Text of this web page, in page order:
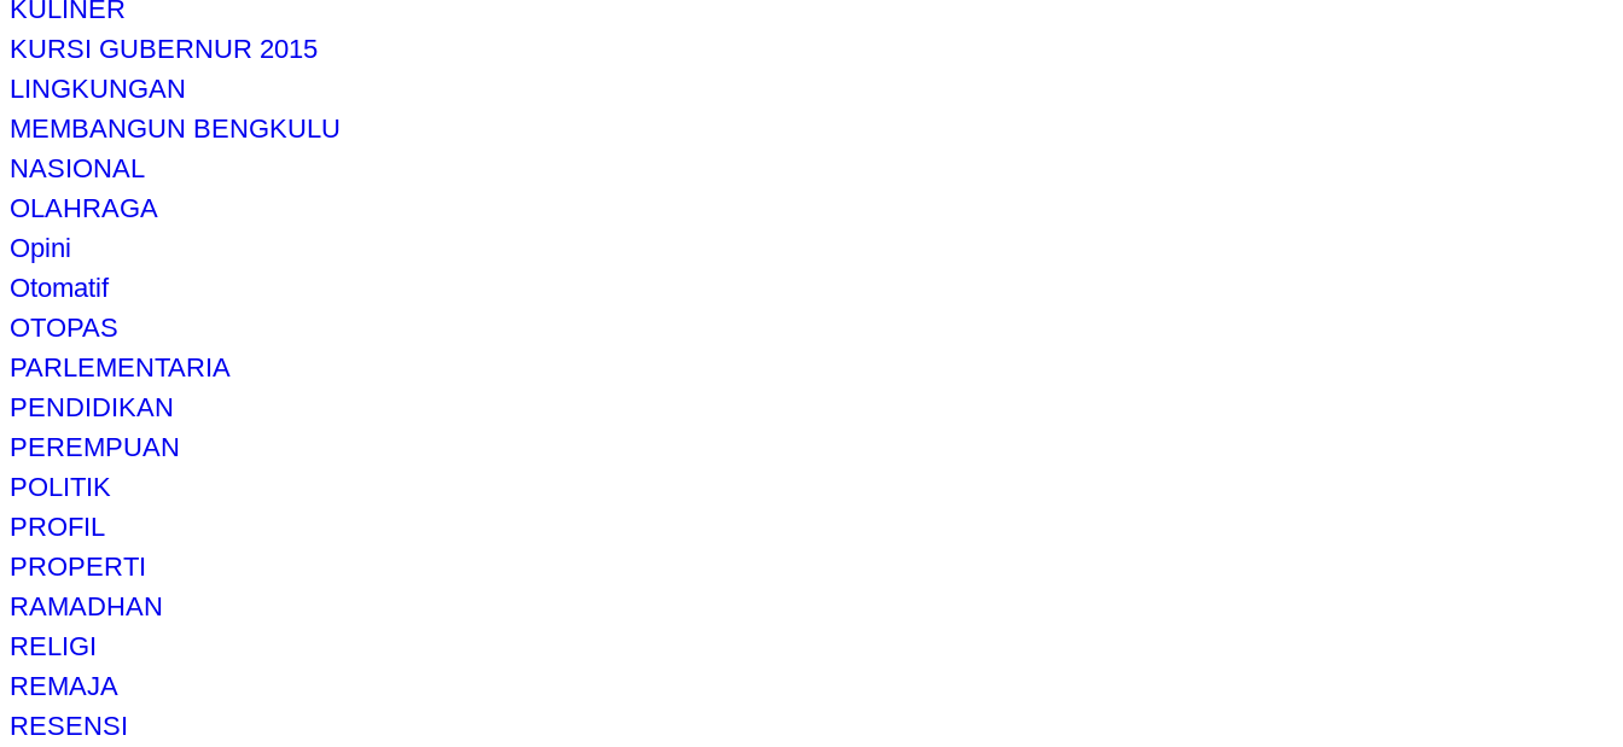
KULINER
KURSI GUBERNUR 2015
LINGKUNGAN
MEMBANGUN BENGKULU
NASIONAL
OLAHRAGA
Opini
Otomatif
OTOPAS
PARLEMENTARIA
PENDIDIKAN
PEREMPUAN
POLITIK
PROFIL
PROPERTI
RAMADHAN
RELIGI
REMAJA
RESENSI